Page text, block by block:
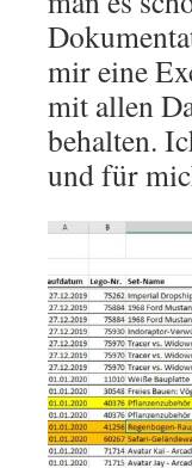
mir eine
mit allen
behalten.
und für